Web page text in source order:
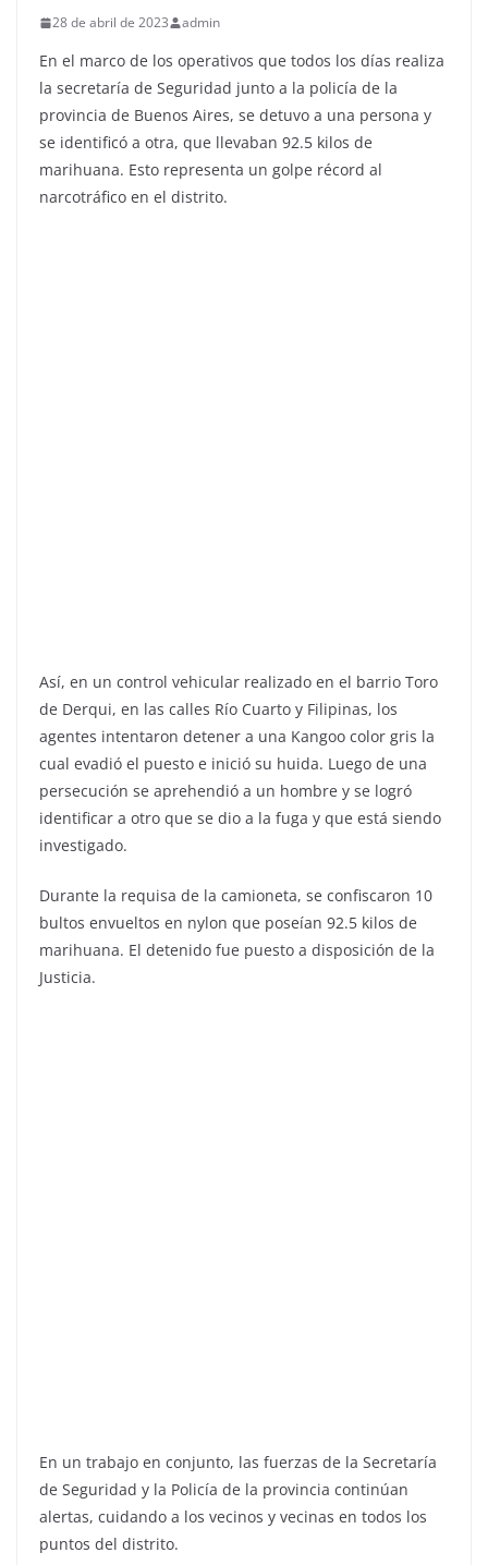
28 de abril de 2023 admin
En el marco de los operativos que todos los días realiza
la secretaría de Seguridad junto a la policía de la
provincia de Buenos Aires, se detuvo a una persona y
se identificó a otra, que llevaban 92.5 kilos de
marihuana. Esto representa un golpe récord al
narcotráfico en el distrito.
Así, en un control vehicular realizado en el barrio Toro
de Derqui, en las calles Río Cuarto y Filipinas, los
agentes intentaron detener a una Kangoo color gris la
cual evadió el puesto e inició su huida. Luego de una
persecución se aprehendió a un hombre y se logró
identificar a otro que se dio a la fuga y que está siendo
investigado.
Durante la requisa de la camioneta, se confiscaron 10
bultos envueltos en nylon que poseían 92.5 kilos de
marihuana. El detenido fue puesto a disposición de la
Justicia.
En un trabajo en conjunto, las fuerzas de la Secretaría
de Seguridad y la Policía de la provincia continúan
alertas, cuidando a los vecinos y vecinas en todos los
puntos del distrito.